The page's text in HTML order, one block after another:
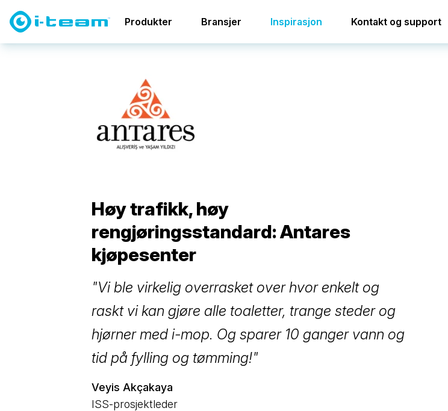
Produkter Bransjer Inspirasjon Kontakt og support
Høy trafikk, høy rengjøringsstandard: Antares kjøpesenter
Høy trafikk, høy
rengjøringsstandard: Antares
kjøpesenter
"Vi ble virkelig overrasket over hvor enkelt og
raskt vi kan gjøre alle toaletter, trange steder og
hjørner med i-mop. Og sparer 10 ganger vann og
tid på fylling og tømming!"
Veyis Akçakaya
ISS-prosjektleder